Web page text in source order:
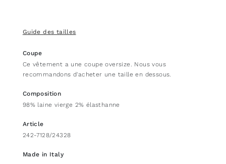
Guide des tailles
Coupe
Ce vêtement a une coupe oversize. Nous vous
recommandons d'acheter une taille en dessous.
Composition
98% laine vierge 2% élasthanne
Article
242-7128/24328
Made in Italy